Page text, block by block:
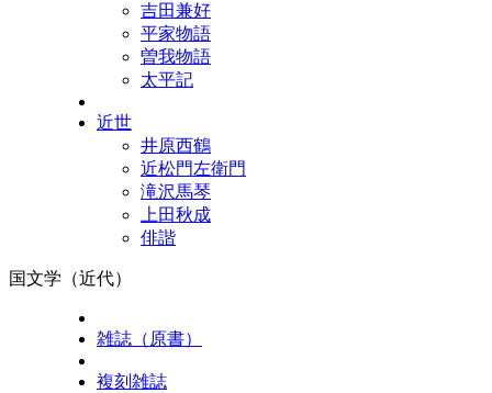
吉田兼好
平家物語
曽我物語
太平記
近世
井原西鶴
近松門左衛門
滝沢馬琴
上田秋成
俳諧
国文学（近代）
雑誌（原書）
複刻雑誌